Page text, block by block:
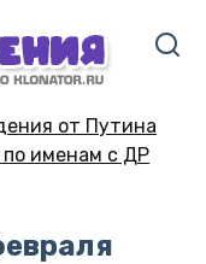
от Путина
по именам с ДР